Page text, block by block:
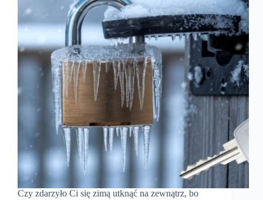
Czy zdarzyło Ci się zimą utknąć na zewnątrz, bo